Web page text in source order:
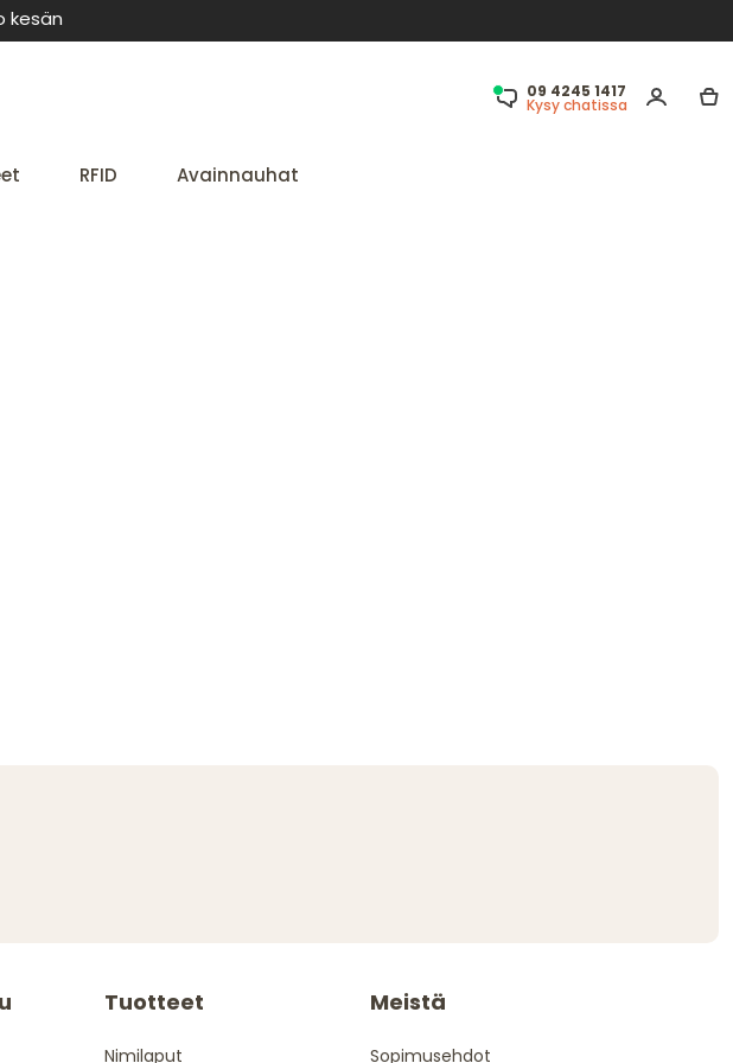
kesän
09 4245 1417
Kysy chatissa
RFID Avainnauhat
Tuotteet
Nimilaput
Meistä
Sopimusehdot